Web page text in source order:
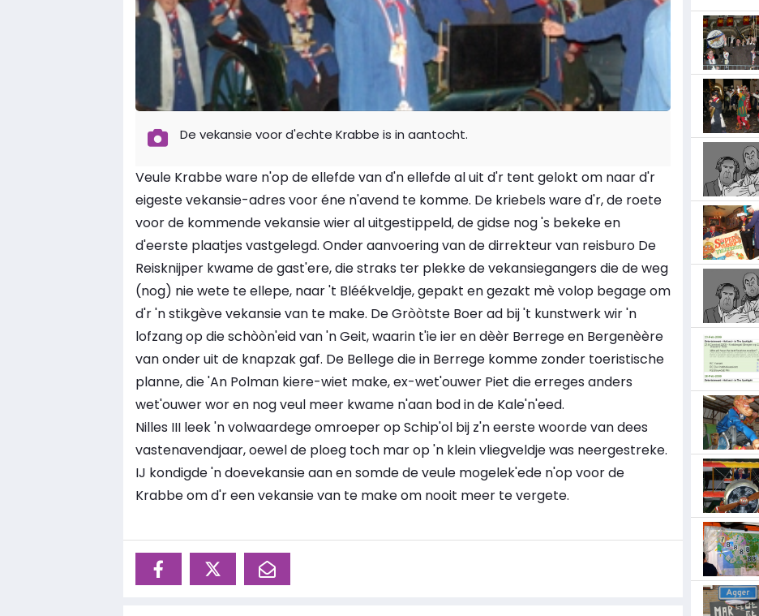
De vekansie voor d'echte Krabbe is in aantocht.
Veule Krabbe ware n'op de ellefde van d'n ellefde al uit d'r tent gelokt om naar d'r
eigeste vekansie-adres voor éne n'avend te komme. De kriebels ware d'r, de roete
voor de kommende vekansie wier al uitgestippeld, de gidse nog 's bekeke en
d'eerste plaatjes vastgelegd. Onder aanvoering van de dirrekteur van reisburo De
Reisknijper kwame de gast'ere, die straks ter plekke de vekansiegangers die de weg
(nog) nie wete te ellepe, naar 't Bléékveldje, gepakt en gezakt mè volop begage om
d'r 'n stikgève vekansie van te make. De Gròòtste Boer ad bij 't kunstwerk wir 'n
lofzang op die schòòn'eid van 'n Geit, waarin t'ie ier en dèèr Berrege en Bergenèère
van onder uit de knapzak gaf. De Bellege die in Berrege komme zonder toeristische
planne, die 'An Polman kiere-wiet make, ex-wet'ouwer Piet die erreges anders
wet'ouwer wor en nog veul meer kwame n'aan bod in de Kale'n'eed.
Nilles III leek 'n volwaardege omroeper op Schip'ol bij z'n eerste woorde van dees
vastenavendjaar, oewel de ploeg toch mar op 'n klein vliegveldje was neergestreke.
IJ kondigde 'n doevekansie aan en somde de veule mogelek'ede n'op voor de
Krabbe om d'r een vekansie van te make om nooit meer te vergete.